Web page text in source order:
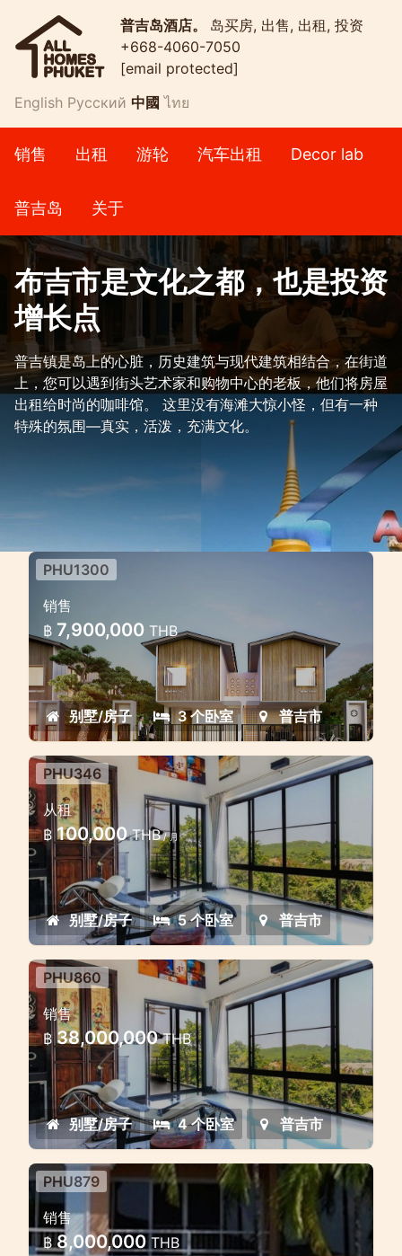
普吉岛酒店。 岛买房, 出售, 出租, 投资
+668-4060-7050
[email protected]
English Русский 中國 ไทย
销售 出租 游轮 汽车出租 Decor lab
普吉岛 关于
布吉市是文化之都，也是投资
增长点
普吉镇是岛上的心脏，历史建筑与现代建筑相结合，在街道
上，您可以遇到街头艺术家和购物中心的老板，他们将房屋
出租给时尚的咖啡馆。 这里没有海滩大惊小怪，但有一种
特殊的氛围—真实，活泼，充满文化。
3 Bedroom 2 Storey Townhouse
in Japanese Style
3 Bedroom 2 Storey Townhouse in
Japanese Style in Koh Kaew Phuket
Thailand
PHU1300
销售
฿ 7,900,000 THB
别墅/房子 3 个卧室 普吉市
大型3层海景五卧室别墅
很棒的 5 卧室别墅，拥有完美的海景和椰子
岛，位于普吉镇
PHU346
从租
฿ 100,000THB/ 月
别墅/房子 5 个卧室 普吉市
Big 3 storey Sea View 4
Bedrooms Villa
Great 4 bedroom villa with perfect
seaview and Coconut island is located
in Phuket Town
PHU860
销售
฿ 38,000,000THB
别墅/房子 4 个卧室 普吉市
3 bedroom Waterfront
townhouse in the gated estate
PHU879
销售
฿ 8,000,000 THB